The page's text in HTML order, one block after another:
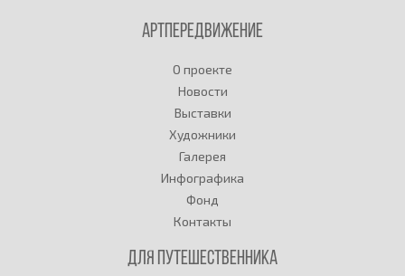
Артпередвижение
О проекте
Новости
Выставки
Художники
Галерея
Инфографика
Фонд
Контакты
Для путешественника